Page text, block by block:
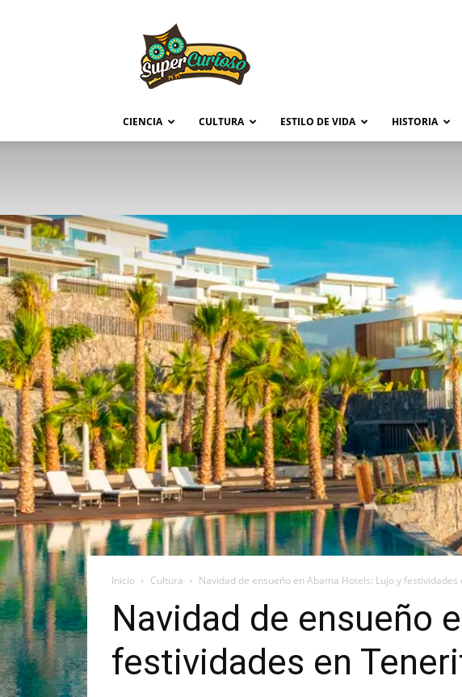
CIENCIA CULTURA ESTILO DE VIDA HISTORIA
Inicio Cultura Navidad de ensueño en Abama Hotels: Lujo y festividades
Navidad de ensueño
festividades en